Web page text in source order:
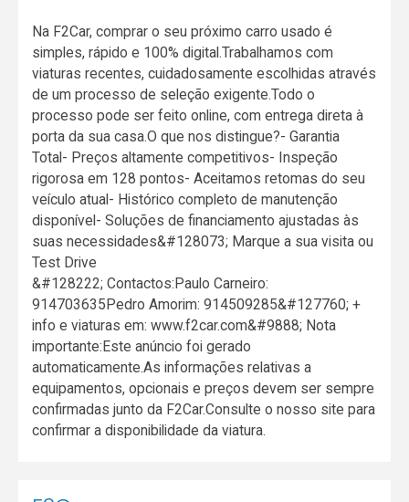
Na F2Car, comprar o seu próximo carro usado é
simples, rápido e 100% digital.Trabalhamos com
viaturas recentes, cuidadosamente escolhidas através
de um processo de seleção exigente.Todo o
processo pode ser feito online, com entrega direta à
porta da sua casa.O que nos distingue?- Garantia
Total- Preços altamente competitivos- Inspeção
rigorosa em 128 pontos- Aceitamos retomas do seu
veículo atual- Histórico completo de manutenção
disponível- Soluções de financiamento ajustadas às
suas necessidades&#128073; Marque a sua visita ou
Test Drive
&#128222; Contactos:Paulo Carneiro:
914703635Pedro Amorim: 914509285&#127760; +
info e viaturas em: www.f2car.com&#9888; Nota
importante:Este anúncio foi gerado
automaticamente.As informações relativas a
equipamentos, opcionais e preços devem ser sempre
confirmadas junto da F2Car.Consulte o nosso site para
confirmar a disponibilidade da viatura.